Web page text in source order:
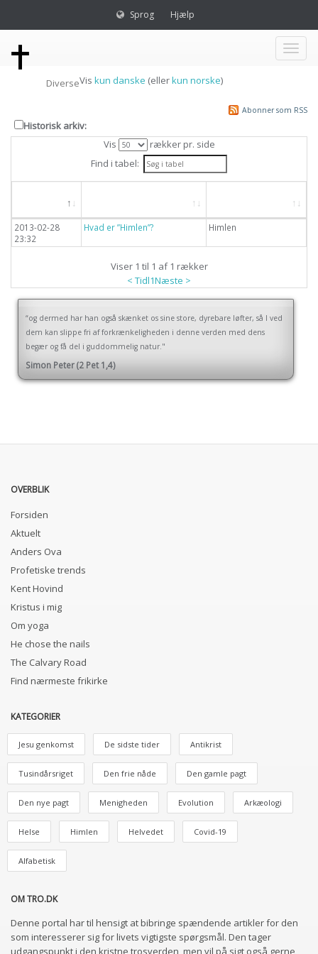
Sprog Hjælp
Toggle
DiverseVis kun danske (ellerkun norske)
Abonner som RSS
Historisk arkiv:
Vis
rækker pr. side
Find i tabel:
2013-02-28
23:32
Hvad er ”Himlen”? Himlen
Viser 1 til 1 af 1 rækker
< Tidl1Næste >
“og dermed har han også skænket os sine store, dyrebare løfter, så I ved
dem kan slippe fri af forkrænkeligheden i denne verden med dens
begær og få del i guddommelig natur."
Simon Peter (2 Pet 1,4)
OVERBLIK
Forsiden
Aktuelt
Anders Ova
Profetiske trends
Kent Hovind
Kristus i mig
Om yoga
He chose the nails
The Calvary Road
Find nærmeste frikirke
KATEGORIER
Jesu genkomst De sidste tider Antikrist
Tusindårsriget Den frie nåde Den gamle pagt
Den nye pagt Menigheden Evolution Arkæologi
Helse Himlen Helvedet Covid-19
Alfabetisk
OM TRO.DK
Denne portal har til hensigt at bibringe spændende artikler for den
som interesserer sig for livets vigtigste spørgsmål. Den tager
udgangspunkt i den kristne trosverden, men vil på sigt også gerne